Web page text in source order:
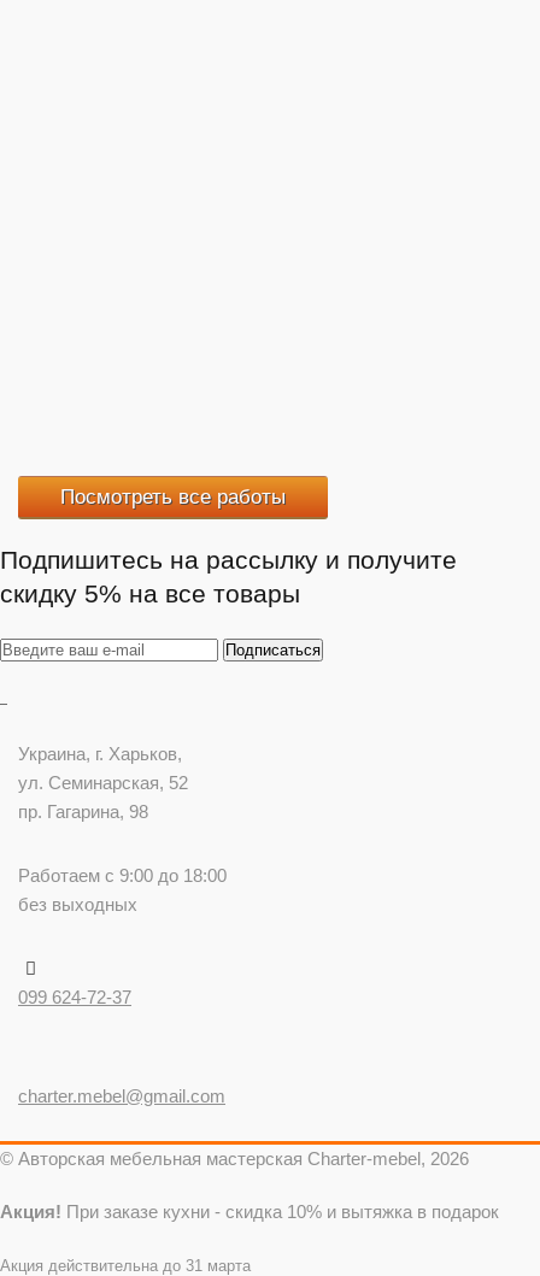
Посмотреть все работы
Подпишитесь на рассылку и получите
скидку 5% на все товары
Украина, г. Харьков,
ул. Семинарская, 52
пр. Гагарина, 98
Работаем с 9:00 до 18:00
без выходных
099 624-72-37
charter.mebel@gmail.com
© Авторская мебельная мастерская Charter-mebel, 2026
Акция! При заказе кухни - скидка 10% и вытяжка в подарок
Акция действительна до 31 марта